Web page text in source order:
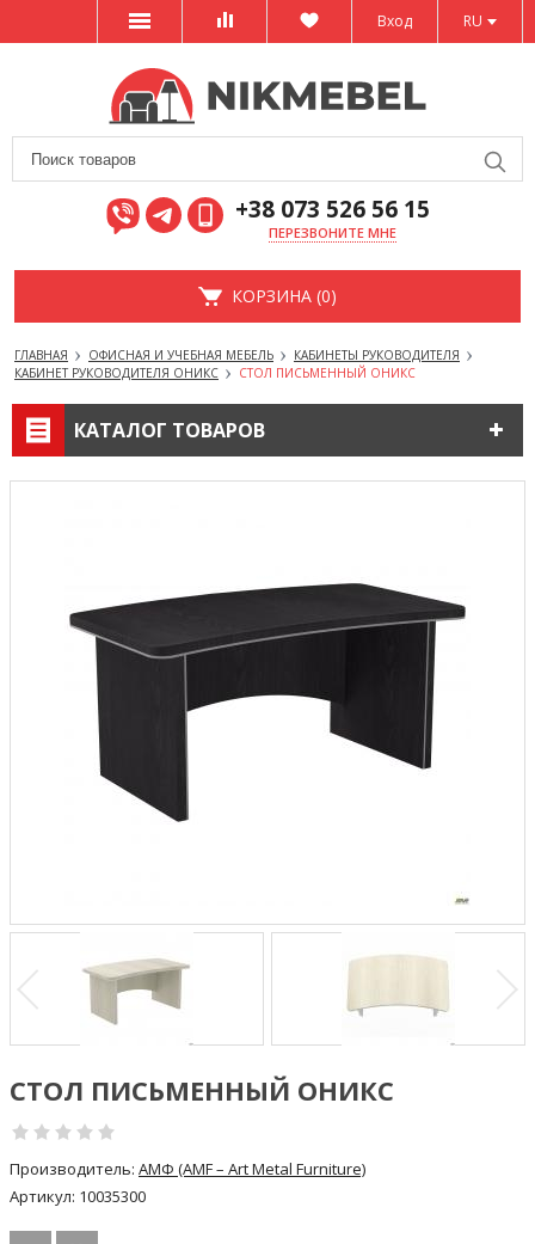
RU
Вход
+38 073 526 56 15
ПЕРЕЗВОНИТЕ МНЕ
КОРЗИНА (0)
ГЛАВНАЯ ОФИСНАЯ И УЧЕБНАЯ МЕБЕЛЬ
КАБИНЕТЫ РУКОВОДИТЕЛЯ
КАБИНЕТ РУКОВОДИТЕЛЯ ОНИКС
СТОЛ ПИСЬМЕННЫЙ ОНИКС
КАТАЛОГ ТОВАРОВ
СТОЛ ПИСЬМЕННЫЙ ОНИКС
Производитель: АМФ (AMF – Art Metal Furniture)
Артикул: 10035300